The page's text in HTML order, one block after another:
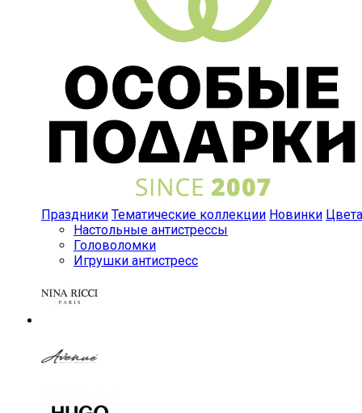
Праздники Тематические коллекции Новинки Цвета
Настольные антистрессы
Головоломки
Игрушки антистресс